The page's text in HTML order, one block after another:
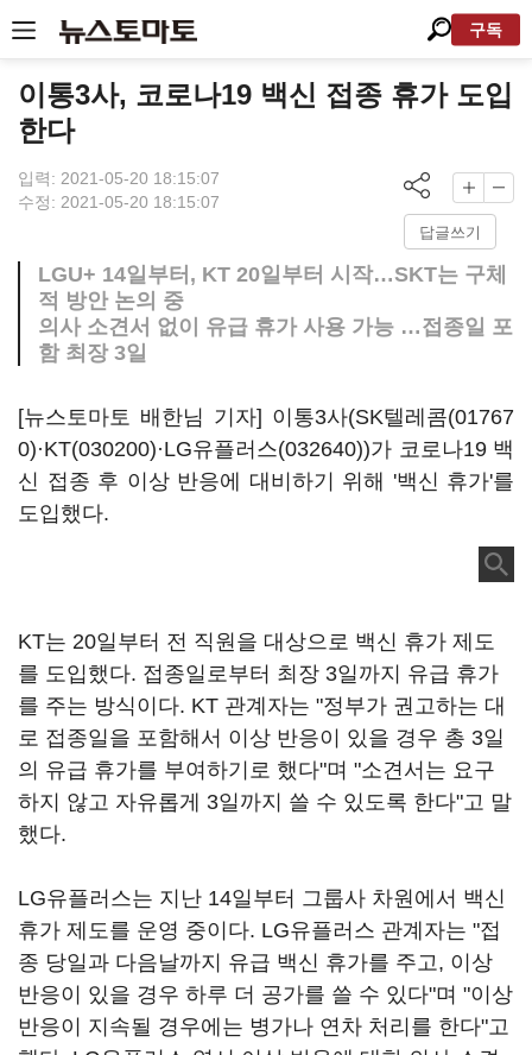
구독
이통3사, 코로나19 백신 접종 휴가 도입
한다
입력: 2021-05-20 18:15:07
수정: 2021-05-20 18:15:07
답글쓰기
LGU+ 14일부터, KT 20일부터 시작…SKT는 구체
적 방안 논의 중
의사 소견서 없이 유급 휴가 사용 가능 …접종일 포
함 최장 3일
[뉴스토마토 배한님 기자] 이통3사(SK텔레콤(01767
0)·KT(030200)·LG유플러스(032640))가 코로나19 백
신 접종 후 이상 반응에 대비하기 위해 '백신 휴가'를
도입했다.
KT는 20일부터 전 직원을 대상으로 백신 휴가 제도
를 도입했다. 접종일로부터 최장 3일까지 유급 휴가
를 주는 방식이다. KT 관계자는 "정부가 권고하는 대
로 접종일을 포함해서 이상 반응이 있을 경우 총 3일
의 유급 휴가를 부여하기로 했다"며 "소견서는 요구
하지 않고 자유롭게 3일까지 쓸 수 있도록 한다"고 말
했다.
LG유플러스는 지난 14일부터 그룹사 차원에서 백신
휴가 제도를 운영 중이다. LG유플러스 관계자는 "접
종 당일과 다음날까지 유급 백신 휴가를 주고, 이상
반응이 있을 경우 하루 더 공가를 쓸 수 있다"며 "이상
반응이 지속될 경우에는 병가나 연차 처리를 한다"고